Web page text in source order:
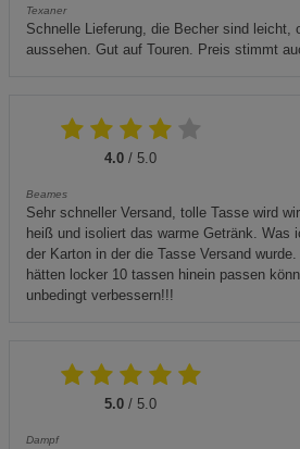
Texaner
Schnelle Lieferung, die Becher sind leicht,
aussehen. Gut auf Touren. Preis stimmt
4.0 / 5.0
Beames
Sehr schneller Versand, tolle Tasse wird
heiß und isoliert das warme Getränk. Was
der Karton in der die Tasse Versand
hätten locker 10 tassen hinein passen
unbedingt verbessern!!!
5.0 / 5.0
Dampf